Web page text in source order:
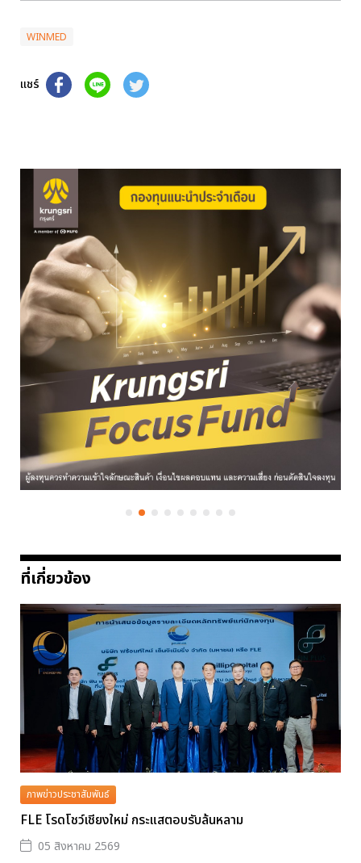
WINMED
แชร์
ที่เกี่ยวข้อง
ภาพข่าวประชาสัมพันธ์
FLE โรดโชว์เชียงใหม่ กระแสตอบรับล้นหลาม
05 สิงหาคม 2569